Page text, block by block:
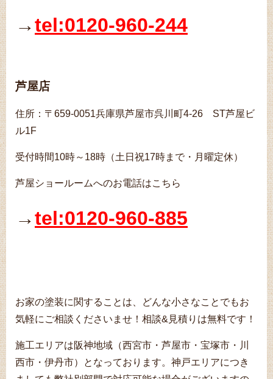
→tel:0120-960-244
芦屋店
住所：〒659-0051兵庫県芦屋市呉川町4-26 ST芦屋ビ
ル1F
受付時間10時～18時（土日祝17時まで・月曜定休）
芦屋ショールームへのお電話はこちら
→tel:0120-960-885
お家の塗装に関することは、どんな小さなことでもお
気軽にご相談くださいませ！相談&見積りは無料です！
施工エリアは阪神地域（西宮市・芦屋市・宝塚市・川
西市・伊丹市）となっております。神戸エリアにつき